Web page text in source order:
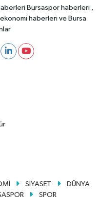
Bursaspor haberleri ,
haberleri ve Bursa
SİYASET
DÜNYA
SPOR